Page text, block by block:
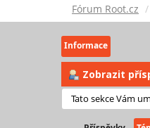
Fórum Root.cz
Informace
Zobrazit
Tato sekce Vám